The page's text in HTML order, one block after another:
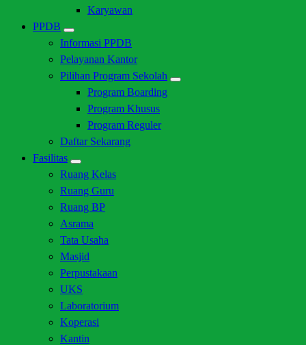
Karyawan
PPDB
Informasi PPDB
Pelayanan Kantor
Pilihan Program Sekolah
Program Boarding
Program Khusus
Program Reguler
Daftar Sekarang
Fasilitas
Ruang Kelas
Ruang Guru
Ruang BP
Asrama
Tata Usaha
Masjid
Perpustakaan
UKS
Laboratorium
Koperasi
Kantin